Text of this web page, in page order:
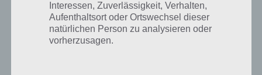
Jansamuels 17.07.2014 17:42
Hi hab auch das Problem nicht mehr bei den simpsons rein zu
kommen das Game schließt sich nach zwei donut Umdrehungen
Interessen, Zuverlässigkeit, Verhalten,
Aufenthaltsort oder Ortswechsel dieser
natürlichen Person zu analysieren oder
vorherzusagen.